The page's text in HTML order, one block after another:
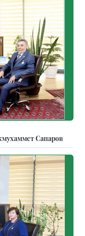
Сапаров